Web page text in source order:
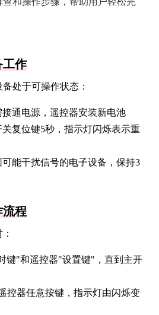
工作
处于可操作状态：
接通电源，遥控器安装新电池
复位键5秒，指示灯闪烁表示重
可能干扰信号的电子设备，保持3
流程
键"和遥控器"设置键"，直到主开
控器任意按键，指示灯由闪烁变